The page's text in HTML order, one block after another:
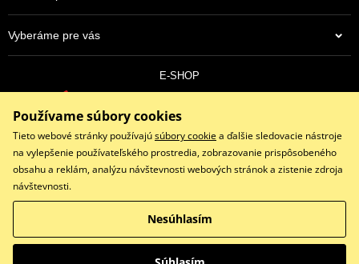
Vyberáme pre vás
E-SHOP
objednavky@eshopmotokomplex.sk
Po - Pia: 8:30-17:00 | Nedeľa: ZATVORENÉ
Facebook
Copyright © 2026 www.eshopmotokomplex.sk
Všetky práva vyhradené
Používame súbory cookies
Tieto webové stránky používajúsúbory cookiea ďalšie sledovacie nástroje
na vylepšenie používateľského prostredia, zobrazovanie prispôsobeného
obsahu a reklám, analýzu návštevnosti webových stránok a zistenie zdroja
návštevnosti.
Nesúhlasím